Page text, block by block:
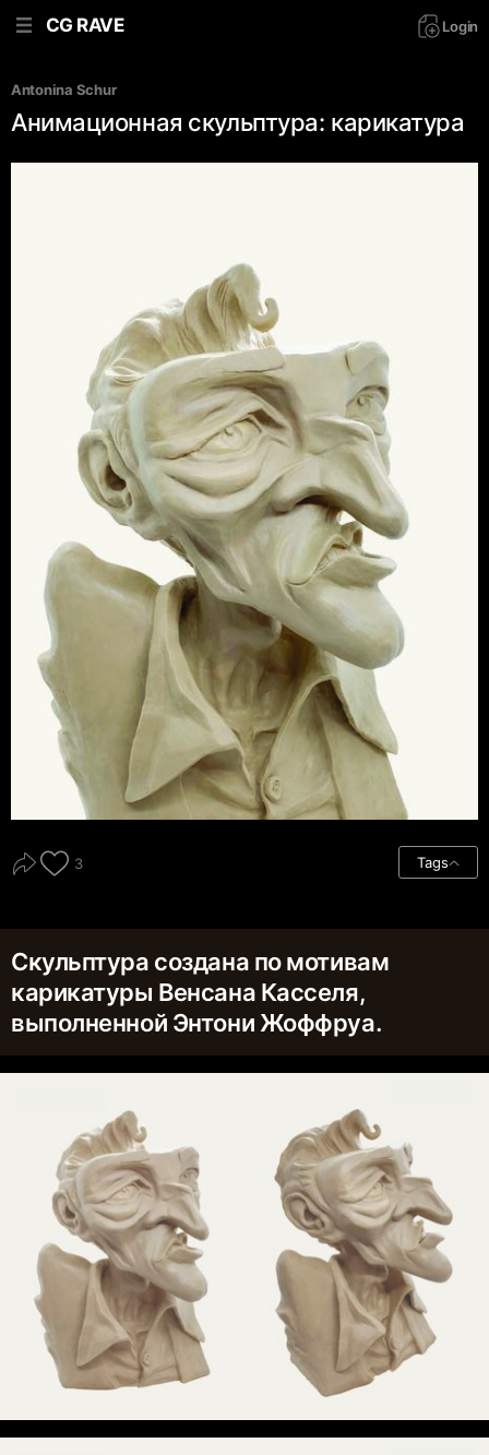
CG RAVE Login
Antonina Schur
Анимационная скульптура: карикатура
3 Tags
Скульптура создана по мотивам
карикатуры Венсана Касселя,
выполненной Энтони Жоффруа.